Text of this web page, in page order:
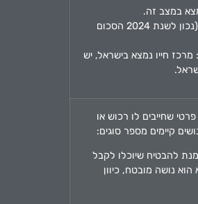
במצב זה.
סכום חובותיו המוצהרים עולה על המוגדר בחוק (נכון לשנת 2024 הסכום
חייו נמצא בישראל, יש
שחייבים לו רכוש או
קיימים מספר סוגים:
להבטיח שיוכלו לקבל
נושה מובטח, כיוון